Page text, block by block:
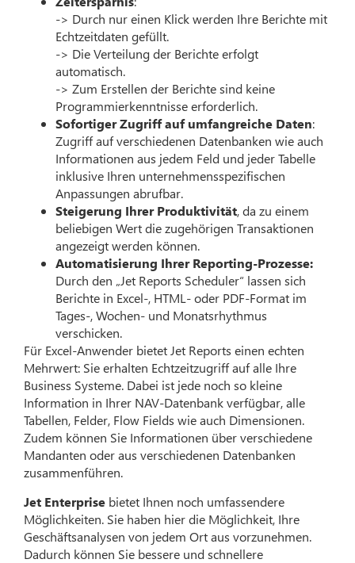
-> Durch nur einen Klick werden Ihre Berichte mit
Echtzeitdaten gefüllt.
-> Die Verteilung der Berichte erfolgt
automatisch.
-> Zum Erstellen der Berichte sind keine
Programmierkenntnisse erforderlich.
Sofortiger Zugriff auf umfangreiche Daten:
Zugriff auf verschiedenen Datenbanken wie auch
Informationen aus jedem Feld und jeder Tabelle
inklusive Ihren unternehmensspezifischen
Anpassungen abrufbar.
Steigerung Ihrer Produktivität, da zu einem
beliebigen Wert die zugehörigen Transaktionen
angezeigt werden können.
Automatisierung Ihrer Reporting-Prozesse:
Durch den „Jet Reports Scheduler“ lassen sich
Berichte in Excel-, HTML- oder PDF-Format im
Tages-, Wochen- und Monatsrhythmus
verschicken.
Für Excel-Anwender bietet Jet Reports einen echten
Mehrwert: Sie erhalten Echtzeitzugriff auf alle Ihre
Business Systeme. Dabei ist jede noch so kleine
Information in Ihrer NAV-Datenbank verfügbar, alle
Tabellen, Felder, Flow Fields wie auch Dimensionen.
Zudem können Sie Informationen über verschiedene
Mandanten oder aus verschiedenen Datenbanken
zusammenführen.
Jet Enterprise bietet Ihnen noch umfassendere
Möglichkeiten. Sie haben hier die Möglichkeit, Ihre
Geschäftsanalysen von jedem Ort aus vorzunehmen.
Dadurch können Sie bessere und schnellere